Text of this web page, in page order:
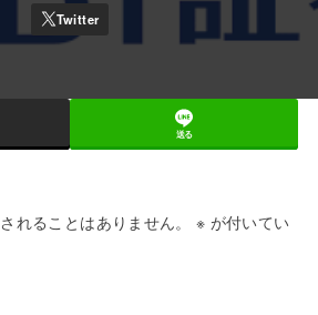
送る
れることはありません。 ※ が付いてい